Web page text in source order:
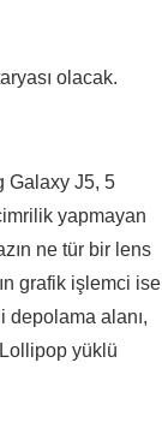
olacak.
Galaxy J5, 5
yapmayan
ne tür bir lens
grafik işlemci ise
depolama alanı,
yüklü